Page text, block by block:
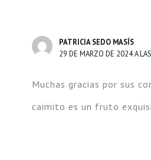
PATRICIA SEDO MASÍS
29 DE MARZO DE 2024 A
Muchas gracias por sus
caimito es un fruto